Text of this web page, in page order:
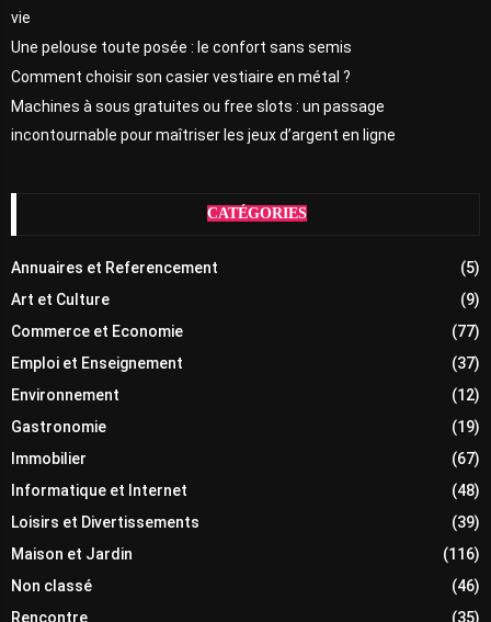
vie
Une pelouse toute posée : le confort sans semis
Comment choisir son casier vestiaire en métal ?
Machines à sous gratuites ou free slots : un passage
incontournable pour maîtriser les jeux d’argent en ligne
CATÉGORIES
Annuaires et Referencement
(5)
Art et Culture
(9)
Commerce et Economie
(77)
Emploi et Enseignement
(37)
Environnement
(12)
Gastronomie
(19)
Immobilier
(67)
Informatique et Internet
(48)
Loisirs et Divertissements
(39)
Maison et Jardin
(116)
Non classé
(46)
Rencontre
(35)